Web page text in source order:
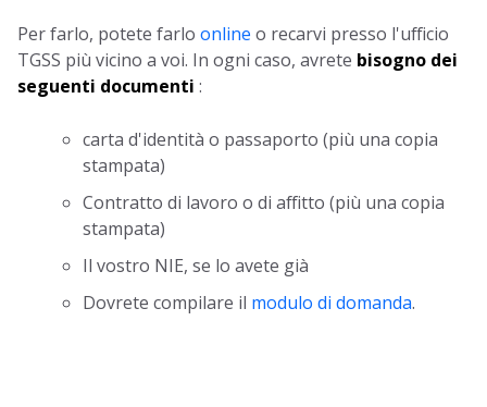
Per farlo, potete farlo online o recarvi presso l'ufficio
TGSS più vicino a voi. In ogni caso, avrete bisogno dei
seguenti documenti :
carta d'identità o passaporto (più una copia
stampata)
Contratto di lavoro o di affitto (più una copia
stampata)
Il vostro NIE, se lo avete già
Dovrete compilare il modulo di domanda.